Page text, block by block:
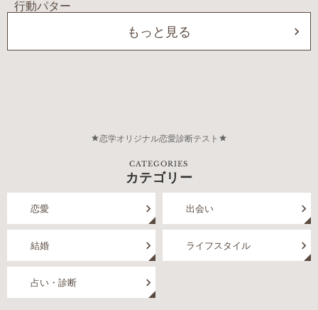
もっと見る
恋学オリジナル恋愛診断テスト
CATEGORIES
カテゴリー
恋愛 出会い
結婚 ライフスタイル
占い・診断